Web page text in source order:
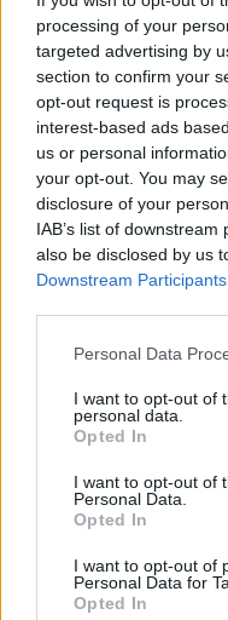
processing of your
targeted advertising by
section to confirm your
opt-out request is
interest-based ads
us or personal
your opt-out. You may
disclosure of your
IAB’s list of
also be disclosed by us
Downstream Participants
Personal Data
I want to opt-out of
personal data.
Opted In
I want to opt-out of
Personal Data.
Opted In
I want to opt-out of
Personal Data for
Opted In
La puntata di
agosto 2026
Camilla Conti